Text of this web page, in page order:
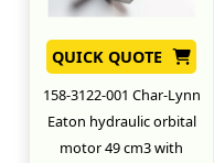
QUICK QUOTE
158-3122-001 Char-Lynn
Eaton hydraulic orbital
motor 49 cm3 with